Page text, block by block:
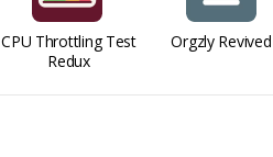
CPU Throttling Test
Redux
Orgzly Revived